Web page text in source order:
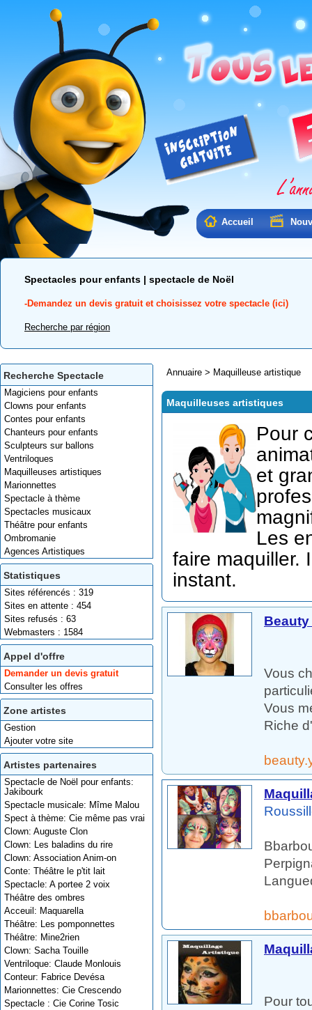
Accueil
Spectacles pour enfants | spectacle de Noël
-Demandez un devis gratuit et choisissez votre spectacle (ici)
Recherche par région
Recherche Spectacle
Magiciens pour enfants
Clowns pour enfants
Contes pour enfants
Chanteurs pour enfants
Sculpteurs sur ballons
Ventriloques
Maquilleuses artistiques
Marionnettes
Spectacle à thème
Spectacles musicaux
Théâtre pour enfants
Ombromanie
Agences Artistiques
Statistiques
Sites référencés : 319
Sites en attente : 454
Sites refusés : 63
Webmasters : 1584
Appel d'offre
Demander un devis gratuit
Consulter les offres
Zone artistes
Gestion
Ajouter votre site
Artistes partenaires
Spectacle de Noël pour enfants:
Jakibourk
Spectacle musicale: Mîme Malou
Spect à thème: Cie même pas vrai
Clown: Auguste Clon
Clown: Les baladins du rire
Clown: Association Anim-on
Conte: Théâtre le p'tit lait
Spectacle: A portee 2 voix
Théâtre des ombres
Acceuil: Maquarella
Théâtre: Les pomponnettes
Théâtre: Mine2rien
Clown: Sacha Touille
Ventriloque: Claude Monlouis
Conteur: Fabrice Devésa
Marionnettes: Cie Crescendo
Spectacle : Cie Corine Tosic
Annuaire > Maquilleuse artistique
Maquilleuses artistiques
Pour
et
Les
faire maquiller.
instant.
Beauty
Vous
Vous
Riche
Pour